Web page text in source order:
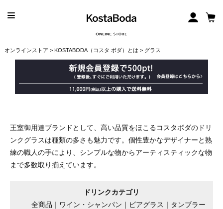
オンラインストア > KOSTABODA（コスタ ボダ）とは > グラス
王室御用達ブランドとして、高い品質をほこるコスタボダのドリ
ンクグラスは種類の多さも魅力です。個性豊かなデザイナーと熟
練の職人の手により、シンプルな物からアーティスティックな物
まで多数取り揃えています。
ドリンクカテゴリ
全商品 ｜ ワイン・シャンパン ｜ ビアグラス ｜ タンブラー